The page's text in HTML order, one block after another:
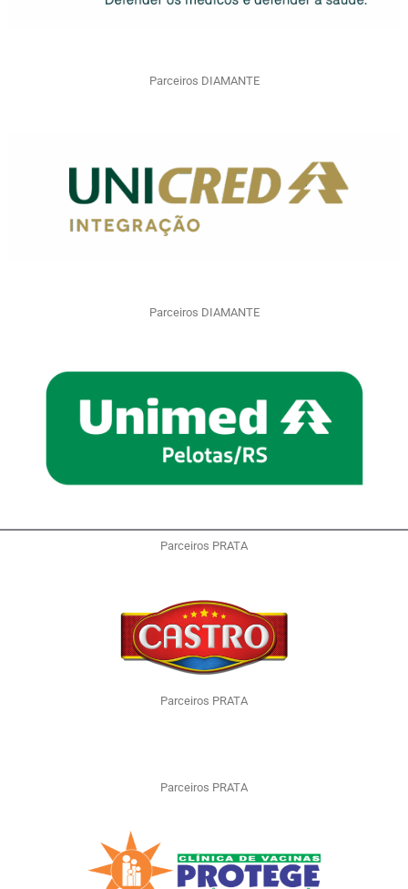
Parceiros DIAMANTE
Parceiros DIAMANTE
Parceiros PRATA
Parceiros PRATA
Parceiros PRATA